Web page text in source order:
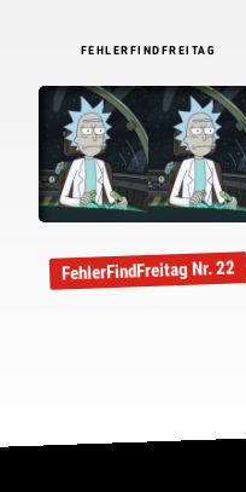
FEHLERFINDFREITAG
FehlerFindFreitag Nr. 22